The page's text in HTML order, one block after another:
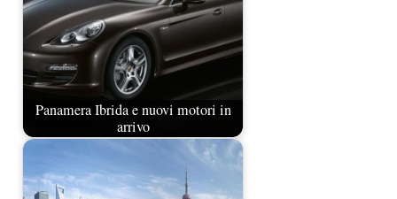
Panamera Ibrida e nuovi motori in
arrivo